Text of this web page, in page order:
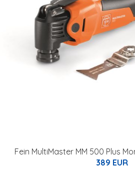
Fein MultiMaster MM 500 Plus
389 EUR